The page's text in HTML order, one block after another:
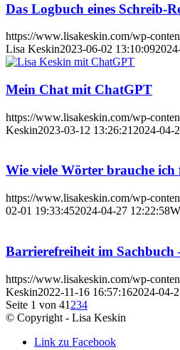
Das Logbuch eines Schreib-
https://www.lisakeskin.com/wp-
Lisa Keskin2023-06-02 13:10:09
Mein Chat mit ChatGPT
https://www.lisakeskin.com/wp-
Keskin2023-03-12 13:26:21 2024-04-
Wie viele Wörter brauche ich
https://www.lisakeskin.com/wp-
02-01 19:33:452024-04-27 12:22:58
Barrierefreiheit im Sachbuch
https://www.lisakeskin.com/wp-
Keskin2022-11-16 16:57:162024-04-
Seite 1 von 41 234
© Copyright - Lisa Keskin
Link zu Facebook